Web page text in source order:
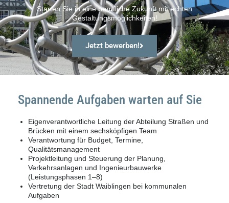
Starten Sie in eine berufliche Zukunft mit echten
Gestaltungsmöglichkeiten!
Jetzt bewerben!
Spannende Aufgaben warten auf Sie
Eigenverantwortliche Leitung der Abteilung Straßen und
Brücken mit einem sechsköpfigen Team
Verantwortung für Budget, Termine,
Qualitätsmanagement
Projektleitung und Steuerung der Planung,
Verkehrsanlagen und Ingenieurbauwerke
(Leistungsphasen 1–8)
Vertretung der Stadt Waiblingen bei kommunalen
Aufgaben